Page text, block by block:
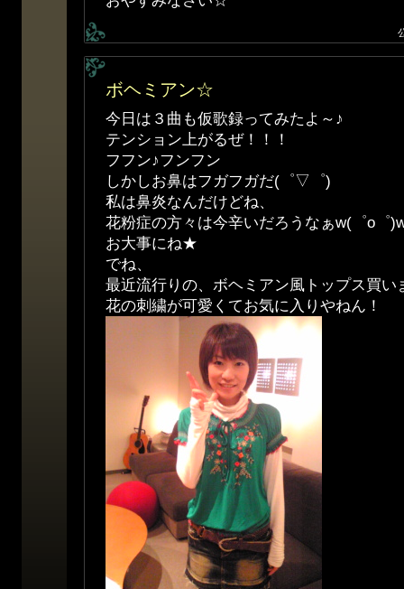
ボヘミアン☆
今日は３曲も仮歌録ってみたよ～♪
テンション上がるぜ！！！
フフン♪フンフン
しかしお鼻はフガフガだ(゜▽゜)
私は鼻炎なんだけどね、
花粉症の方々は今辛いだろうなぁw(゜o゜
お大事にね★
でね、
最近流行りの、ボヘミアン風トップス買い
花の刺繍が可愛くてお気に入りやねん！